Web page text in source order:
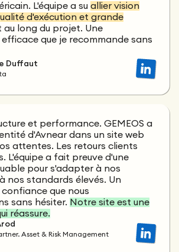
L'équipe a su allier vision
d'exécution et grande
au long du projet. Une
que je recommande sans
Duffaut
et performance. GEMEOS a
d'Avnear dans un site web
attentes. Les retours clients
L'équipe a fait preuve d'une
pour s'adapter à nos
nos standards élevés. Un
que nous
sans hésiter. Notre site est une
réassure.
Asset & Risk Management